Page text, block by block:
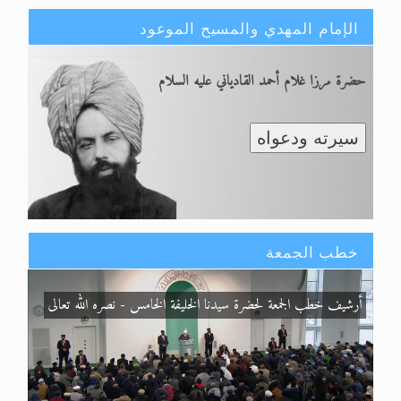
اقرأ هذا الكتاب وتعرّف على حقيقة
الإمام المهدي والمسيح الموعود
حضرة مرزا غلام أحمد القادياني عليه السلام
سيرته ودعواه
خطب الجمعة
أرشيف خطب الجمعة لحضرة سيدنا الخليفة الخامس - نصره الله تعالى